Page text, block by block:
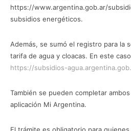
https://www.argentina.gob.ar/
subsidios energéticos.
Además, se sumó el registro para la
tarifa de agua y cloacas. En este
https://subsidios-
También se pueden completar
aplicación Mi Argentina.
El trámite es obligatorio para